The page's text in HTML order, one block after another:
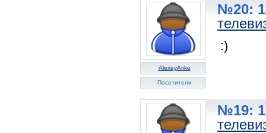
AlexeyArike
Посетители
№20:
:)
№19: